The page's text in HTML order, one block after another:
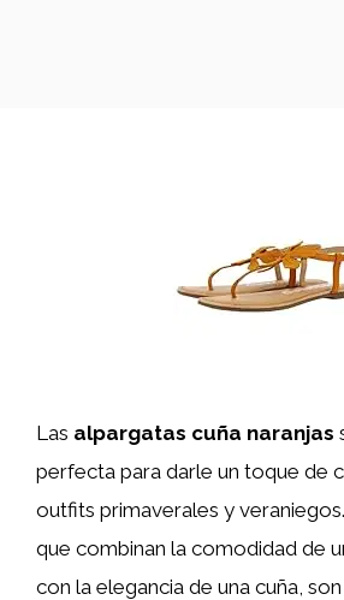
Las alpargatas cuña naranjas
perfecta para darle un toque de
outfits primaverales y
que combinan la comodidad de
con la elegancia de una cuña,